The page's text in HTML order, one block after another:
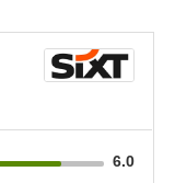
6.0